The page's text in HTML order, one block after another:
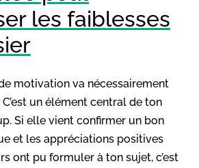
les faiblesses
motivation va nécessairement
un élément central de ton
Si elle vient confirmer un bon
et les appréciations positives
ont pu formuler à ton sujet, c’est